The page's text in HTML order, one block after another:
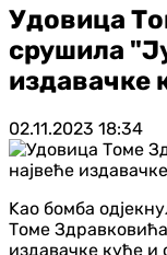
Удовица
срушила
издавачке
02.11.2023 18:34
Kао бомба
Томе
издавачке куће и